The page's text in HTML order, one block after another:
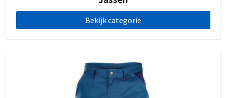
Bekijk categorie